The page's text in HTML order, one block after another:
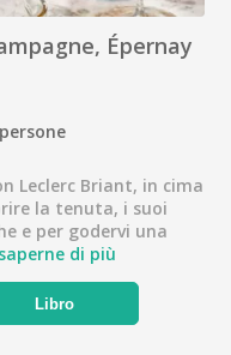
Épernay
Leclerc Briant, in cima
la tenuta, i suoi
e per godervi una
di più
Libro